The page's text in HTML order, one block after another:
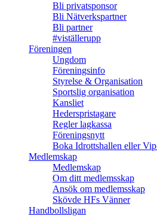
Bli privatsponsor
Bli Nätverkspartner
Bli partner
#viställerupp
Föreningen
Ungdom
Föreningsinfo
Styrelse & Organisation
Sportslig organisation
Kansliet
Hederspristagare
Regler lagkassa
Föreningsnytt
Boka Idrottshallen eller
Medlemskap
Medlemskap
Om ditt medlemsskap
Ansök om medlemsskap
Skövde HFs Vänner
Handbollsligan